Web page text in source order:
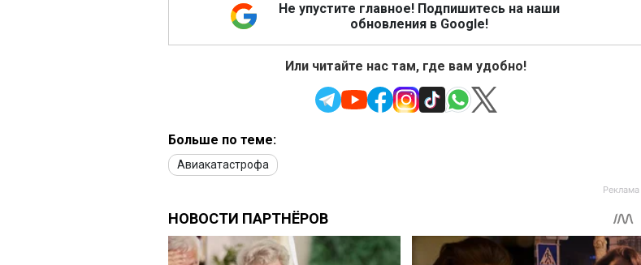
Не упустите главное! Подпишитесь на наши
обновления в Google!
Или читайте нас там, где вам удобно!
Больше по теме:
Авиакатастрофа